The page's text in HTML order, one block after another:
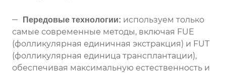
Передовые технологии: используем только
самые современные методы, включая FUE
(фолликулярная единичная экстракция) и FUT
(фолликулярная единица трансплантации),
обеспечивая максимальную естественность и